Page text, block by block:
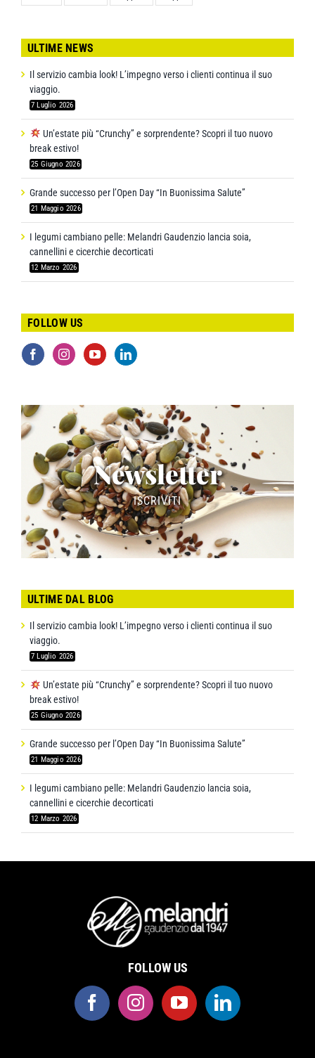
ULTIME NEWS
Il servizio cambia look! L’impegno verso i clienti continua il suo
viaggio.
7 Luglio 2026
Un’estate più “Crunchy” e sorprendente? Scopri il tuo nuovo
break estivo!
25 Giugno 2026
Grande successo per l’Open Day “In Buonissima Salute”
21 Maggio 2026
I legumi cambiano pelle: Melandri Gaudenzio lancia soia,
cannellini e cicerchie decorticati
12 Marzo 2026
FOLLOW US
Newsletter
ISCRIVITI
ULTIME DAL BLOG
Il servizio cambia look! L’impegno verso i clienti continua il suo
viaggio.
7 Luglio 2026
Un’estate più “Crunchy” e sorprendente? Scopri il tuo nuovo
break estivo!
25 Giugno 2026
Grande successo per l’Open Day “In Buonissima Salute”
21 Maggio 2026
I legumi cambiano pelle: Melandri Gaudenzio lancia soia,
cannellini e cicerchie decorticati
12 Marzo 2026
FOLLOW US